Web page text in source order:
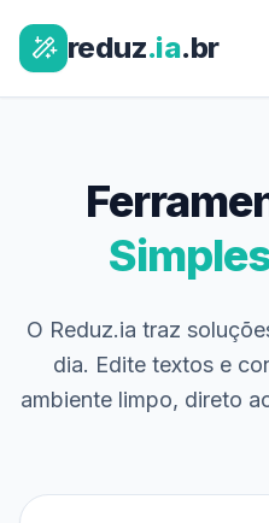
reduz.ia.br
O Reduz.ia traz
dia. Edite textos e
ambiente limpo, direto